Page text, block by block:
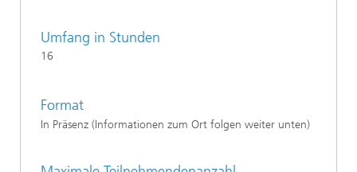
Umfang in Stunden
16
Format
In Präsenz (Informationen zum Ort folgen weiter unten)